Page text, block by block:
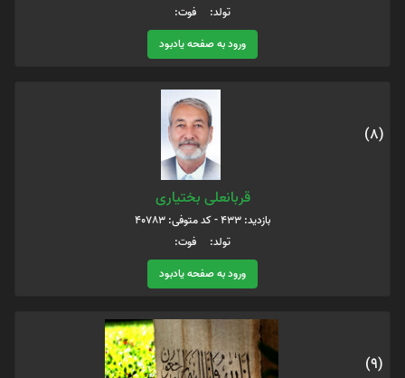
تولد: فوت:
ورود به صفحه یادبود
(8)
قربانعلی بختیاری
بازدید: 433 - کد متوفی: 40783
تولد: فوت:
ورود به صفحه یادبود
(9)